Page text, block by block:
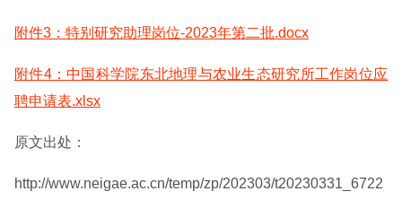
附件3：特别研究助理岗位-2023年第二批.docx
附件4：中国科学院东北地理与农业生态研究所工作岗位应
聘申请表.xlsx
原文出处：
http://www.neigae.ac.cn/temp/zp/202303/t20230331_6722